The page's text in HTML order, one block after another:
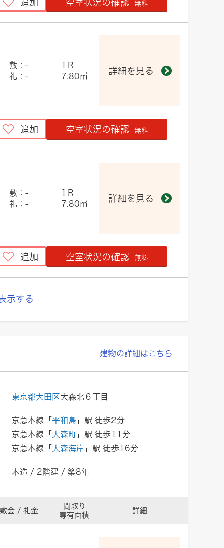
追加 空室状況の確認 無料
敷：-
礼：-
1Ｒ
7.80㎡
詳細を見る
追加 空室状況の確認 無料
敷：-
礼：-
1Ｒ
7.80㎡
詳細を見る
追加 空室状況の確認 無料
示する
建物の詳細はこちら
東京都大田区大森北６丁目
京急本線「 平和島 」駅 徒歩2分
京急本線「 大森町 」駅 徒歩11分
京急本線「 大森海岸 」駅 徒歩16分
木造 / 2階建 / 築8年
敷金 / 礼金
間取り
専有面積
詳細